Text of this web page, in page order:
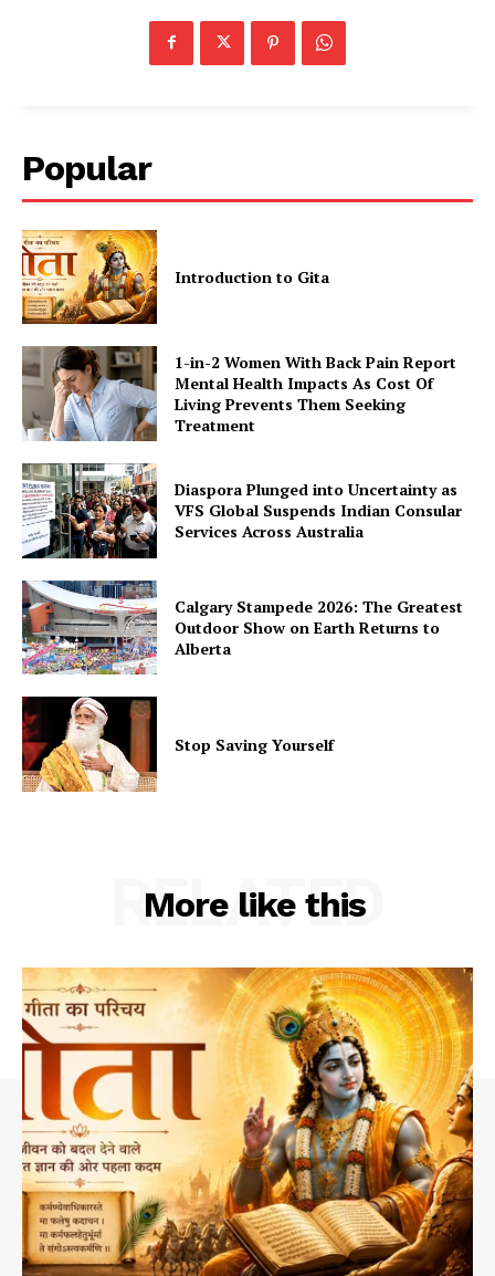
Popular
Introduction to Gita
1-in-2 Women With Back Pain Report
Mental Health Impacts As Cost Of
Living Prevents Them Seeking
Treatment
Diaspora Plunged into Uncertainty as
VFS Global Suspends Indian Consular
Services Across Australia
Calgary Stampede 2026: The Greatest
Outdoor Show on Earth Returns to
Alberta
Stop Saving Yourself
More like this
RELATED